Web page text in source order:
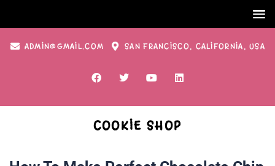
ADMIN@GMAIL.COM SAN FRANCISCO, CALIFORNIA, USA
COOKIE SHOP